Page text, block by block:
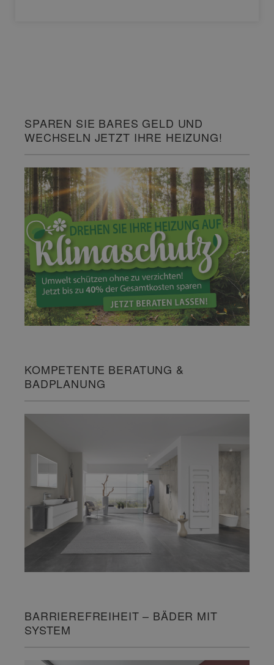
SPAREN SIE BARES GELD UND
WECHSELN JETZT IHRE HEIZUNG!
KOMPETENTE BERATUNG &
BADPLANUNG
BARRIEREFREIHEIT – BÄDER MIT
SYSTEM